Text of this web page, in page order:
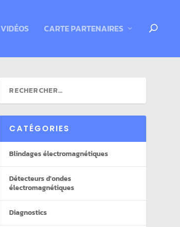
VIDÉOS CARTE PARTENAIRES
CATÉGORIES
Blindages électromagnétiques
Détecteurs d'ondes
électromagnétiques
Diagnostics